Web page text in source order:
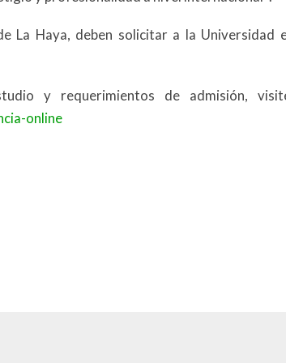
La Haya, deben solicitar a la Universidad
y requerimientos de admisión,
online